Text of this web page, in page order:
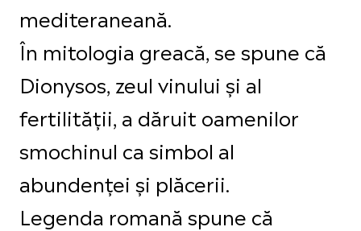
mediteraneană.
În mitologia greacă, se spune că
Dionysos, zeul vinului și al
fertilității, a dăruit oamenilor
smochinul ca simbol al
abundenței și plăcerii.
Legenda romană spune că